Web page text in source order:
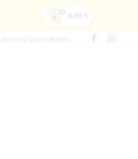
0,00 ₺
ve ürünleri arayın...